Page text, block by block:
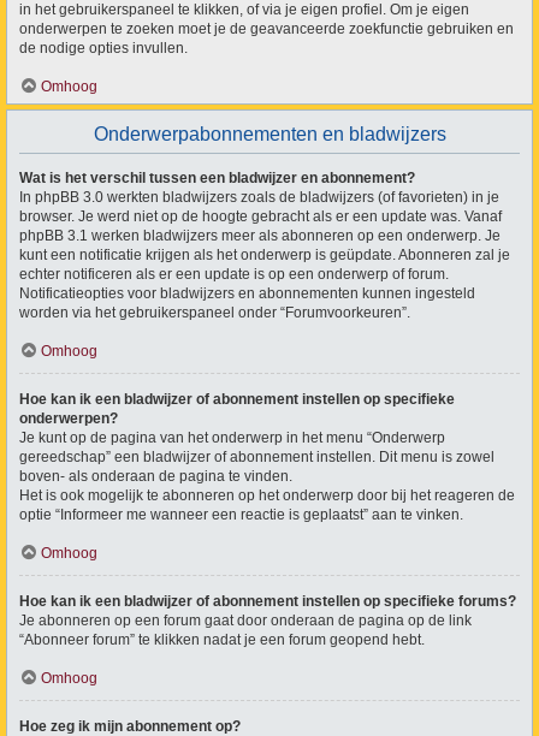
in het gebruikerspaneel te klikken, of via je eigen profiel. Om je eigen
onderwerpen te zoeken moet je de geavanceerde zoekfunctie gebruiken en
de nodige opties invullen.
Omhoog
Onderwerpabonnementen en bladwijzers
Wat is het verschil tussen een bladwijzer en abonnement?
In phpBB 3.0 werkten bladwijzers zoals de bladwijzers (of favorieten) in je
browser. Je werd niet op de hoogte gebracht als er een update was. Vanaf
phpBB 3.1 werken bladwijzers meer als abonneren op een onderwerp. Je
kunt een notificatie krijgen als het onderwerp is geüpdate. Abonneren zal je
echter notificeren als er een update is op een onderwerp of forum.
Notificatieopties voor bladwijzers en abonnementen kunnen ingesteld
worden via het gebruikerspaneel onder “Forumvoorkeuren”.
Omhoog
Hoe kan ik een bladwijzer of abonnement instellen op specifieke
onderwerpen?
Je kunt op de pagina van het onderwerp in het menu “Onderwerp
gereedschap” een bladwijzer of abonnement instellen. Dit menu is zowel
boven- als onderaan de pagina te vinden.
Het is ook mogelijk te abonneren op het onderwerp door bij het reageren de
optie “Informeer me wanneer een reactie is geplaatst” aan te vinken.
Omhoog
Hoe kan ik een bladwijzer of abonnement instellen op specifieke forums?
Je abonneren op een forum gaat door onderaan de pagina op de link
“Abonneer forum” te klikken nadat je een forum geopend hebt.
Omhoog
Hoe zeg ik mijn abonnement op?